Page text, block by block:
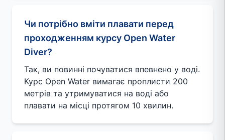
Чи потрібно вміти плавати перед
проходженням курсу Open Water
Diver?
Так, ви повинні почуватися впевнено у воді.
Курс Open Water вимагає проплисти 200
метрів та утримуватися на воді або
плавати на місці протягом 10 хвилин.